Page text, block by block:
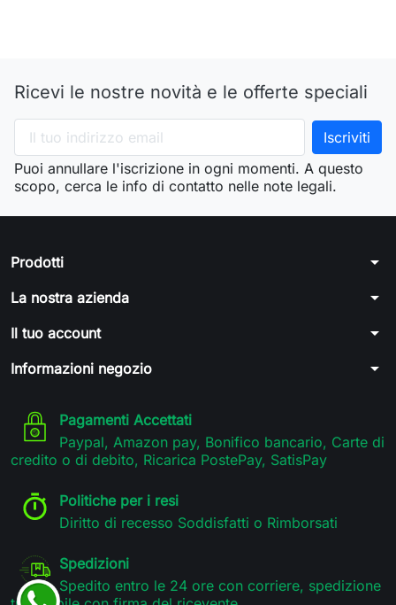
Ricevi le nostre novità e le offerte speciali
Puoi annullare l'iscrizione in ogni momenti. A questo
scopo, cerca le info di contatto nelle note legali.
Prodotti arrow_drop_down
La nostra azienda arrow_drop_down
Il tuo account arrow_drop_down
Informazioni negozio arrow_drop_down
Pagamenti Accettati
Paypal, Amazon pay, Bonifico bancario, Carte di
credito o di debito, Ricarica PostePay, SatisPay
Politiche per i resi
Diritto di recesso Soddisfatti o Rimborsati
Spedizioni
Spedito entro le 24 ore con corriere, spedizione